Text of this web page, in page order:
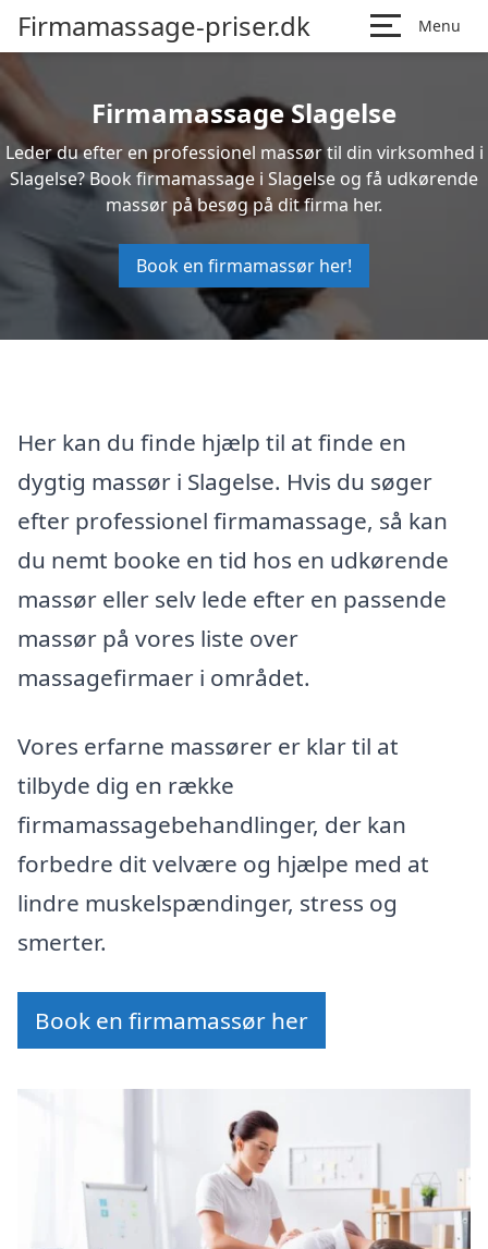
Firmamassage-priser.dk Menu
Firmamassage Slagelse
Leder du efter en professionel massør til din virksomhed i
Slagelse? Book firmamassage i Slagelse og få udkørende
massør på besøg på dit firma her.
Book en firmamassør her!
Her kan du finde hjælp til at finde en
dygtig massør i Slagelse. Hvis du søger
efter professionel firmamassage, så kan
du nemt booke en tid hos en udkørende
massør eller selv lede efter en passende
massør på vores liste over
massagefirmaer i området.
Vores erfarne massører er klar til at
tilbyde dig en række
firmamassagebehandlinger, der kan
forbedre dit velvære og hjælpe med at
lindre muskelspændinger, stress og
smerter.
Book en firmamassør her